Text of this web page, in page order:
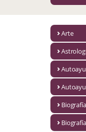
Astrología. Ocultismo
Autoayuda. Conocimiento
Autoayuda. Crecimiento
Arte
Biografía